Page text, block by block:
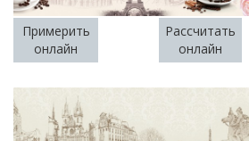
Примерить
онлайн
Рассчитать
онлайн